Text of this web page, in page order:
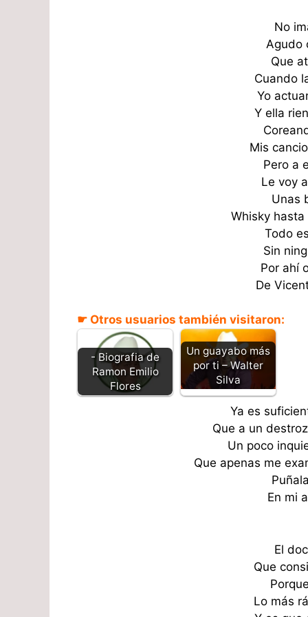
No
Agudo
Que
Cuando
Yo
Y ella
Mis
Pero a
Le voy
Unas
Whisky
Todo
Sin
Por ahí
De
☛ Otros usuarios también visitaron:
- Biografia de
Ramon Emilio
Flores
Un guayabo más
por ti – Walter
Silva
Ya es
Que a un
Un poco
Que apenas me
En mi
El
Que
Lo más